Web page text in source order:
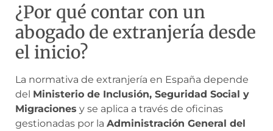
¿Por qué contar con un
abogado de extranjería desde
el inicio?
La normativa de extranjería en España depende
del Ministerio de Inclusión, Seguridad Social y
Migraciones y se aplica a través de oficinas
gestionadas por la Administración General del